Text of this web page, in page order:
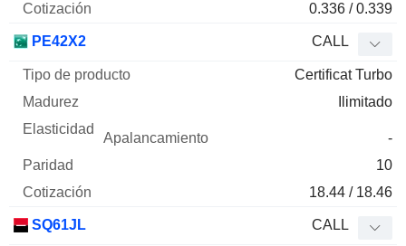
0.336 / 0.339
PE42X2 CALL
Certificat Turbo
Ilimitado
-
10
18.44 / 18.46
SQ61JL CALL